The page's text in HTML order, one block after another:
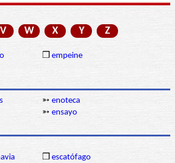
V W X Y Z
❒ empeine
➳ enoteca
➳ ensayo
❒ escatófago